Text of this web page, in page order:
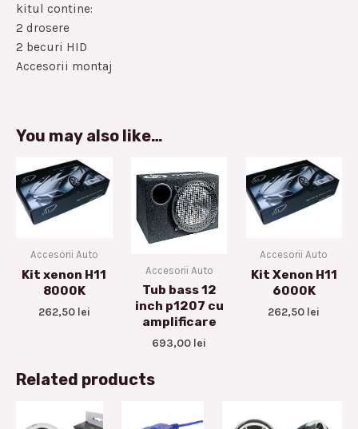
kitul contine:
2 drosere
2 becuri HID
Accesorii montaj
You may also like…
Accesorii Auto
Kit xenon H11
8000K
262,50 lei
Accesorii Auto
Tub bass 12
inch p1207 cu
amplificare
693,00 lei
Accesorii Auto
Kit Xenon H11
6000K
262,50 lei
Related products